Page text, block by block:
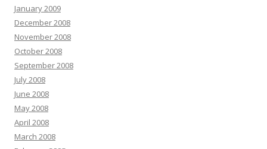
January 2009
December 2008
November 2008
October 2008
September 2008
July 2008
June 2008
May 2008
April 2008
March 2008